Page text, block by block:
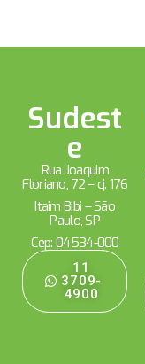
Sudest
e
Rua Joaquim
Floriano, 72 – cj. 176
Itaim Bibi – São
Paulo, SP
Cep: 04534-000
11
3709-
4900